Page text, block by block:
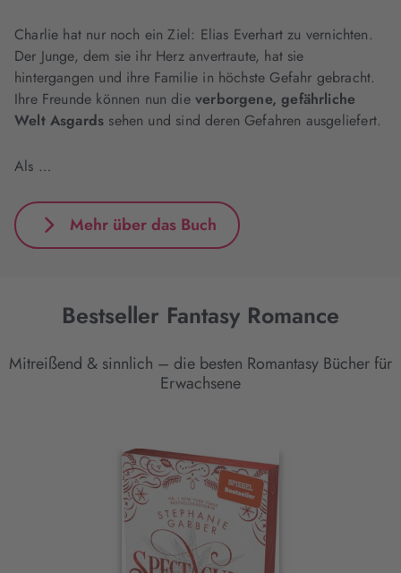
Charlie hat nur noch ein Ziel: Elias Everhart zu vernichten.
Der Junge, dem sie ihr Herz anvertraute, hat sie
hintergangen und ihre Familie in höchste Gefahr gebracht.
Ihre Freunde können nun dieverborgene, gefährliche
Welt Asgards sehen und sind deren Gefahren ausgeliefert.
Als …
Mehr über das Buch
Bestseller Fantasy Romance
Mitreißend & sinnlich – die besten Romantasy Bücher für
Erwachsene
Interaktives